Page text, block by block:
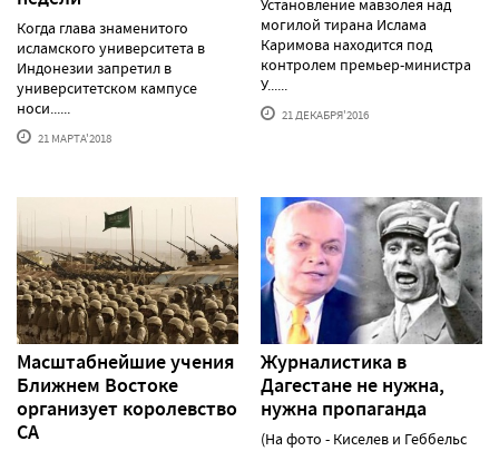
Когда глава знаменитого
исламского университета в
Индонезии запретил в
университетском кампусе
носи......
21 МАРТА'2018
могилой тирана Ислама
Каримова находится под
контролем премьер-министра
У......
21 ДЕКАБРЯ'2016
Масштабнейшие учения
Ближнем Востоке
организует королевство
СА
Журналистика в
Дагестане не нужна,
нужна пропаганда
(На фото - Киселев и Геббельс